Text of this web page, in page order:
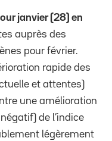
janvier (28) en
auprès des
pour février.
rapide des
et attentes)
une amélioration
de l’indice
légèrement